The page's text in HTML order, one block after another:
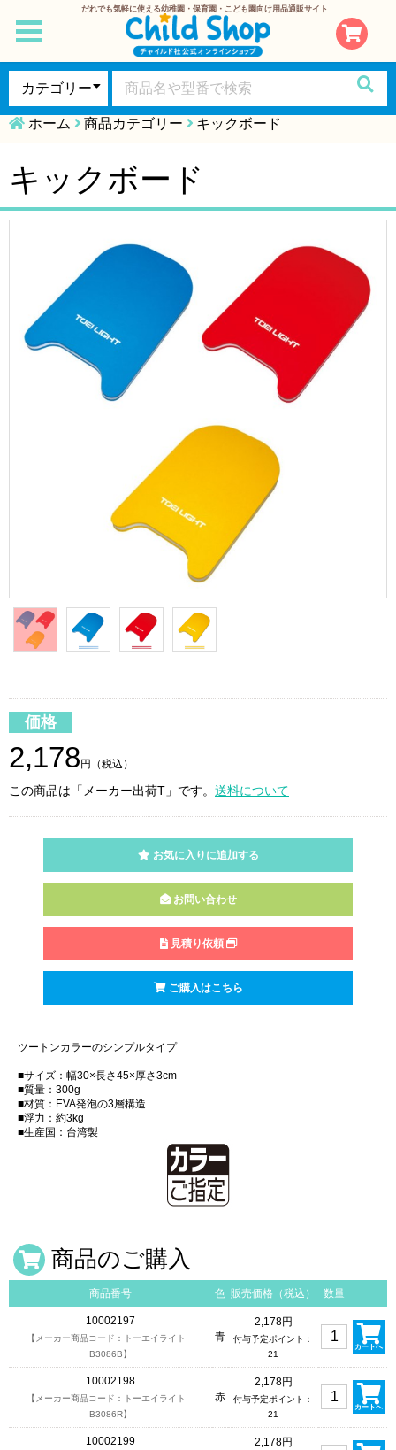
だれでも気軽に使える幼稚園・保育園・こども園向け用品通販サイト
toggle
navigation
ホーム 商品カテゴリー キックボード
キックボード
価格
2,178 円（税込）
この商品は「メーカー出荷T」です。 送料について
お気に入りに追加する
お問い合わせ
見積り依頼
ご購入はこちら
ツートンカラーのシンプルタイプ
■サイズ：幅30×長さ45×厚さ3cm
■質量：300g
■材質：EVA発泡の3層構造
■浮力：約3kg
■生産国：台湾製
商品のご購入
商品番号 色 販売価格（税込） 数量
10002197
【メーカー商品コード：トーエイライト
B3086B】
青
2,178円
付与予定ポイント：
21
カートへ
10002198
【メーカー商品コード：トーエイライト
B3086R】
赤
2,178円
付与予定ポイント：
21
カートへ
10002199 2,178円